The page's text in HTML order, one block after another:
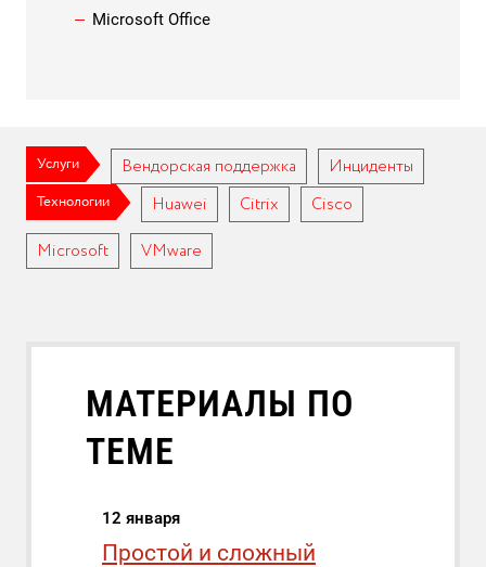
Microsoft Office
Услуги Вендорская поддержка Инциденты
Технологии Huawei Citrix
Cisco
Microsoft
VMware
МАТЕРИАЛЫ ПО
ТЕМЕ
12 января
Простой и сложный